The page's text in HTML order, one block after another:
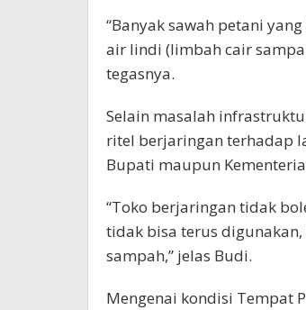
“Banyak sawah petani
air lindi (limbah cair
tegasnya.
Selain masalah
ritel berjaringan terhadap
Bupati maupun
“Toko berjaringan tidak
tidak bisa terus
sampah,” jelas Budi.
Mengenai kondisi Tempat